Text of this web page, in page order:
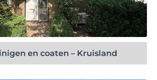
Bekijk project
en coaten – Kruisland